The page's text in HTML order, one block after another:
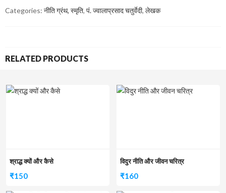
Categories: नीति ग्रंथ, स्मृति, पं. ज्वालाप्रसाद चतुर्वेदी, लेखक
RELATED PRODUCTS
श्राद्ध क्यों और कैसे
₹150
विदुर नीति और जीवन चरित्र
₹160